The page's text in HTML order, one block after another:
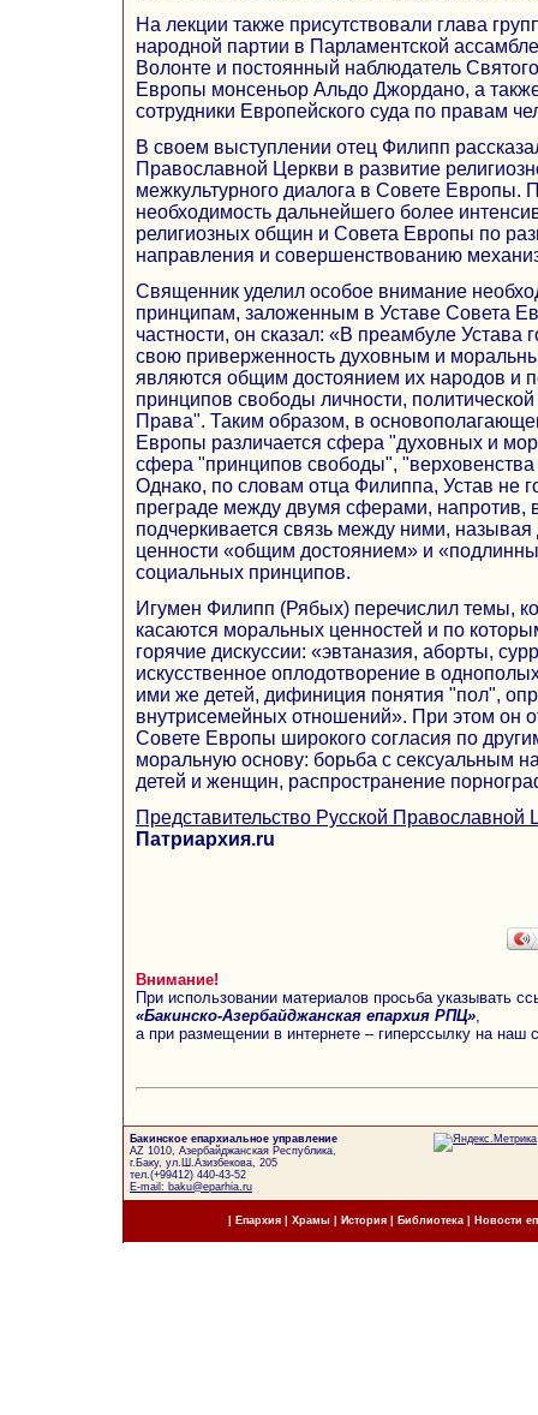
На лекции также присутствовали глава
народной партии в Парламентской
Волонте и постоянный наблюдатель
Европы монсеньор Альдо Джордано, а
сотрудники Европейского суда по правам
В своем выступлении отец Филипп
Православной Церкви в развитие
межкультурного диалога в Совете Европы.
необходимость дальнейшего более
религиозных общин и Совета Европы по
направления и совершенствованию
Священник уделил особое внимание
принципам, заложенным в Уставе Совета
частности, он сказал: «В преамбуле Устава
свою приверженность духовным и
являются общим достоянием их народов и
принципов свободы личности,
Права". Таким образом, в
Европы различается сфера "духовных и
сфера "принципов свободы",
Однако, по словам отца Филиппа, Устав не
преграде между двумя сферами, напротив,
подчеркивается связь между ними,
ценности «общим достоянием» и
социальных принципов.
Игумен Филипп (Рябых) перечислил темы,
касаются моральных ценностей и по
горячие дискуссии: «эвтаназия, аборты,
искусственное оплодотворение в
ими же детей, дифиниция понятия "пол",
внутрисемейных отношений». При этом он
Совете Европы широкого согласия по
моральную основу: борьба с сексуальным
детей и женщин, распространение
Представительство Русской Православной
Патриархия.ru
Внимание!
При использовании материалов просьба указывать
«Бакинско-Азербайджанская епархия РПЦ»
а при размещении в интернете – гиперссылку на наш
Бакинское епархиальное управление
AZ 1010, Азербайджанская Республика,
г.Баку, ул.Ш.Азизбекова, 205
тел.(+99412) 440-43-52
E-mail: baku@eparhia.ru
Епархия| Храмы История| Библиотека Новости